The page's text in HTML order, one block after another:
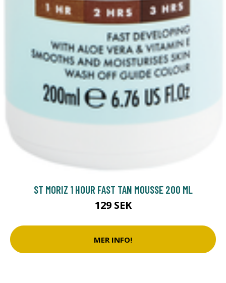
ST MORIZ 1 HOUR FAST TAN MOUSSE 200 ML
129 SEK
MER INFO!